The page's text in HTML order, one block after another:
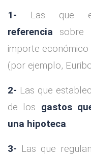
1- Las que
referencia sobre
importe
(por ejemplo,
2- Las que
de los gastos
una hipoteca.
3- Las que